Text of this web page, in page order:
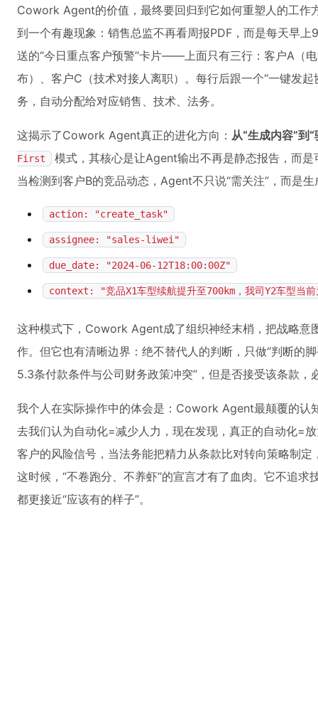
Cowork Agent的价值，最终要回归到它如何重塑人的工作
到一个有趣现象：销售总监不再看周报PDF，而是每天早
送的“今日重点客户预警”卡片——上面只有三行：客户A（
布）、客户C（技术对接人离职）。每行后跟一个“一键发
务，自动分配给对应销售、技术、法务。
这揭示了Cowork Agent真正的进化方向： 从“生成内容”到
First
模式，其核心是让Agent输出不再是静态报告，而
当检测到客户B的竞品动态，Agent不只说“需关注”，而是生
action: "create_task"
assignee: "sales-liwei"
due_date: "2024-06-12T18:00:00Z"
context: "竞品X1车型续航提升至700km，我司Y2车型当前
这种模式下，Cowork Agent成了组织神经末梢，把战略意
作。但它也有清晰边界：绝不替代人的判断，只做“判断的
5.3条付款条件与公司财务政策冲突”，但是否接受该条款，
我个人在实际操作中的体会是：Cowork Agent最颠覆的认
去我们认为自动化=减少人力，现在发现，真正的自动化=
客户的风险信号，当法务能把精力从条款比对转向策略制
这时候，“不卷跑分、不养虾”的宣言才有了血肉。它不追
都更接近“应该有的样子”。